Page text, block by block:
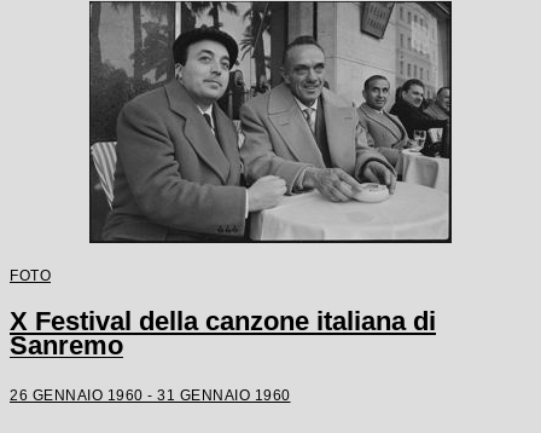
FOTO
X Festival della canzone italiana di
Sanremo
26 GENNAIO 1960 - 31 GENNAIO 1960